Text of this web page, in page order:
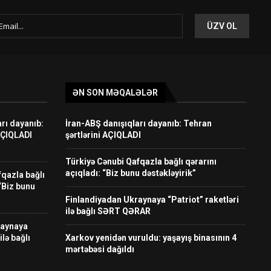
dayanıb:
bağlı
bunu
bağlı
ƏN SON MƏQALƏLƏR
İran-ABŞ danışıqları dayanıb: Tehran
şərtlərini AÇIQLADI
Türkiyə Cənubi Qafqazla bağlı qərarını
açıqladı: “Biz bunu dəstəkləyirik”
Finlandiyadan Ukraynaya “Patriot” raketləri
ilə bağlı SƏRT QƏRAR
Xarkov yenidən vuruldu: yaşayış binasının 4
mərtəbəsi dağıldı